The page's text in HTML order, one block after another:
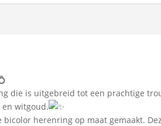
die is uitgebreid tot een prachtige
en witgoud.
herenring op maat gemaakt.